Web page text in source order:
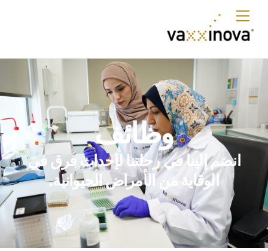
content
Menu
وظائف
نضم إلينا فيرحلتنا لإحداث فرق في
الوقاية من الأمراض الحيوانية.